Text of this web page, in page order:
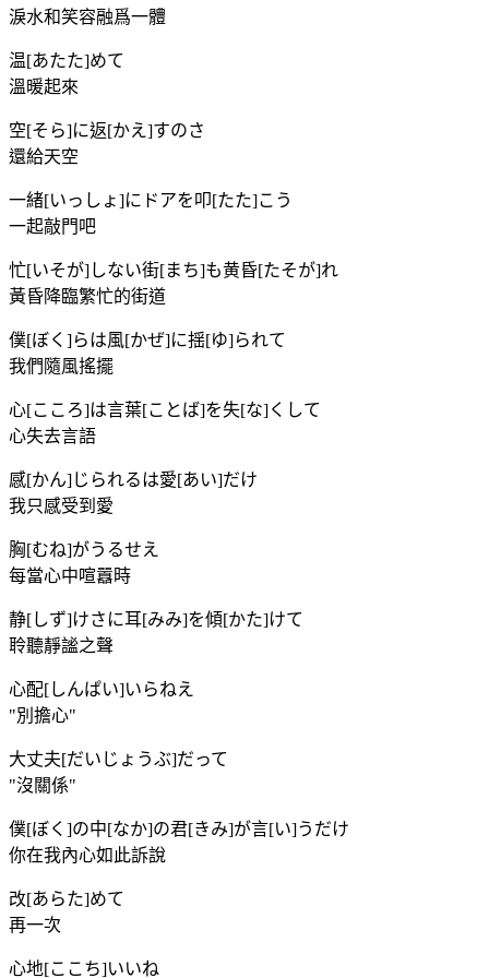
淚水和笑容融爲一體
温[あたた]めて
溫暖起來
空[そら]に返[かえ]すのさ
還給天空
一緒[いっしょ]にドアを叩[たた]こう
一起敲門吧
忙[いそが]しない街[まち]も黄昏[たそが]れ
黃昏降臨繁忙的街道
僕[ぼく]らは風[かぜ]に揺[ゆ]られて
我們隨風搖擺
心[こころ]は言葉[ことば]を失[な]くして
心失去言語
感[かん]じられるは愛[あい]だけ
我只感受到愛
胸[むね]がうるせえ
每當心中喧囂時
静[しず]けさに耳[みみ]を傾[かた]けて
聆聽靜謐之聲
心配[しんぱい]いらねえ
"別擔心"
大丈夫[だいじょうぶ]だって
"沒關係"
僕[ぼく]の中[なか]の君[きみ]が言[い]うだけ
你在我內心如此訴說
改[あらた]めて
再一次
心地[ここち]いいね